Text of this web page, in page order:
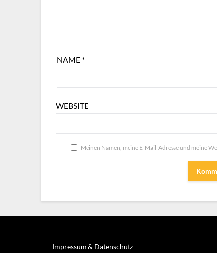
NAME *
WEBSITE
Meinen Namen, meine E-Mail-Adresse und meine
Impressum & Datenschutz